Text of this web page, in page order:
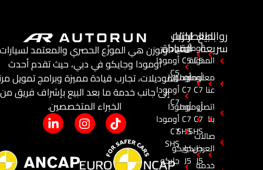
أوتورَن هي الموزّع الحصري والمعتمد
أومودا وجايكو في دبي، حيث تقدم أحدث
الموديلات، تجارب قيادة مميزة وبرامج تمويل
إلى جانب خدمة ما بعد البيع بإشراف فريق من
الخبراء المتخصصين.
روابط
سريعة
المدونة
معلومات
عنا
اتصل
بنا
صالات
العرض
خدمة
البيع
أومودا
C5
أومودا
C7
أومودا
C7
SHS
جايكو
J5
الطرازات
أومودا
C5
أومودا
C7
أومودا
C7
SHS
جايكو
J5
اختبار
القيادة
أومودا
C5
أومودا
C7
أومودا
C7
SHS
جايكو